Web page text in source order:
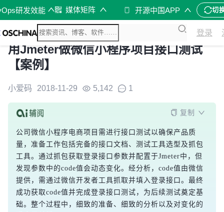
研发效能 媒体矩阵 开源中国APP 切
登录
用Jmeter做微信小程序项目接口测试
【案例】
小爱码 2018-11-29 5,142 1
复制
公司微信小程序电商项目需进行接口测试以确保产品质
量，准备工作包括完备的接口文档、测试工具选型及抓包
工具。通过抓包获取登录接口参数并配置于Jmeter中，但
发现参数中的code值会动态变化。经分析，code值由微信
提供，需通过微信开发者工具抓取并填入登录接口。最终
成功获取code值并完成登录接口测试，为后续测试奠定基
础。整个过程中，细致的准备、细致的分析以及对变化的